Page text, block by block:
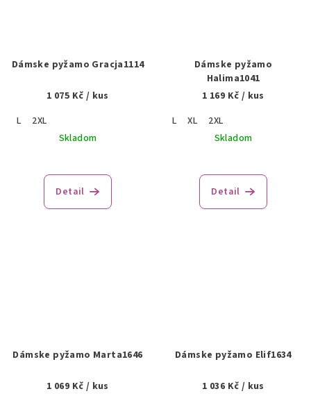
Dámske pyžamo Gracja1114
1 075 Kč / kus
L
2XL
Skladom
Detail
Dámske pyžamo
Halima1041
1 169 Kč / kus
L
XL
2XL
Skladom
Detail
Dámske pyžamo Marta1646
1 069 Kč / kus
Dámske pyžamo Elif1634
1 036 Kč / kus